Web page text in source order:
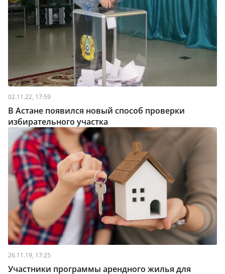
02.11.22, 17:59
В Астане появился новый способ проверки
избирательного участка
26.11.19, 17:25
Участники программы арендного жилья для